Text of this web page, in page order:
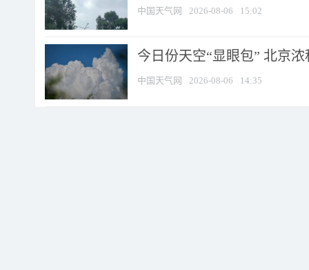
中国天气网 2026-08-06 15:02
今日份天空“显眼包” 北京
中国天气网 2026-08-06 14:35